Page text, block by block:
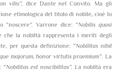
vilis”, dice Dante nel Convito. Ma gli
etimologica del titolo di nobile, cioè lo
“noscere”. Varrone dice: “Nobilis quasi
che la nobiltà rappresenta i meriti degli
per questa definizione: “Nobilitas nihil
majorum, honor virtutis praemium”. La
“Nobilitas est noscibilitas”. La nobiltà era